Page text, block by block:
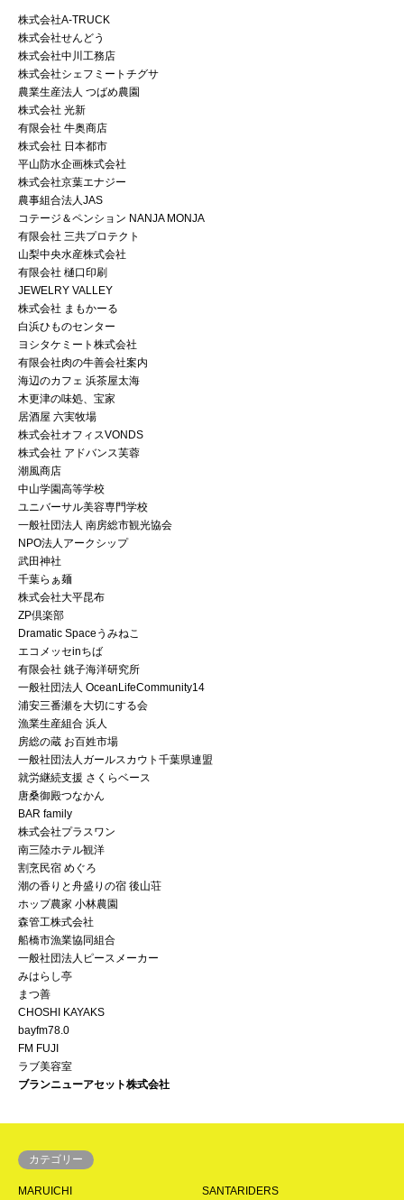
株式会社A-TRUCK
株式会社せんどう
株式会社中川工務店
株式会社シェフミートチグサ
農業生産法人 つばめ農園
株式会社 光新
有限会社 牛奥商店
株式会社 日本都市
平山防水企画株式会社
株式会社京葉エナジー
農事組合法人JAS
コテージ＆ペンション NANJA MONJA
有限会社 三共プロテクト
山梨中央水産株式会社
有限会社 樋口印刷
JEWELRY VALLEY
株式会社 まもかーる
白浜ひものセンター
ヨシタケミート株式会社
有限会社肉の牛善会社案内
海辺のカフェ 浜茶屋太海
木更津の味処、宝家
居酒屋 六実牧場
株式会社オフィスVONDS
株式会社 アドバンス芙蓉
潮風商店
中山学園高等学校
ユニバーサル美容専門学校
一般社団法人 南房総市観光協会
NPO法人アークシップ
武田神社
千葉らぁ麺
株式会社大平昆布
ZP倶楽部
Dramatic Spaceうみねこ
エコメッセinちば
有限会社 銚子海洋研究所
一般社団法人 OceanLifeCommunity14
浦安三番瀬を大切にする会
漁業生産組合 浜人
房総の蔵 お百姓市場
一般社団法人ガールスカウト千葉県連盟
就労継続支援 さくらベース
唐桑御殿つなかん
BAR family
株式会社プラスワン
南三陸ホテル観洋
割烹民宿 めぐろ
潮の香りと舟盛りの宿 後山荘
ホップ農家 小林農園
森管工株式会社
船橋市漁業協同組合
一般社団法人ピースメーカー
みはらし亭
まつ善
CHOSHI KAYAKS
bayfm78.0
FM FUJI
ラブ美容室
ブランニューアセット株式会社
カテゴリー
MARUICHI SANTARIDERS